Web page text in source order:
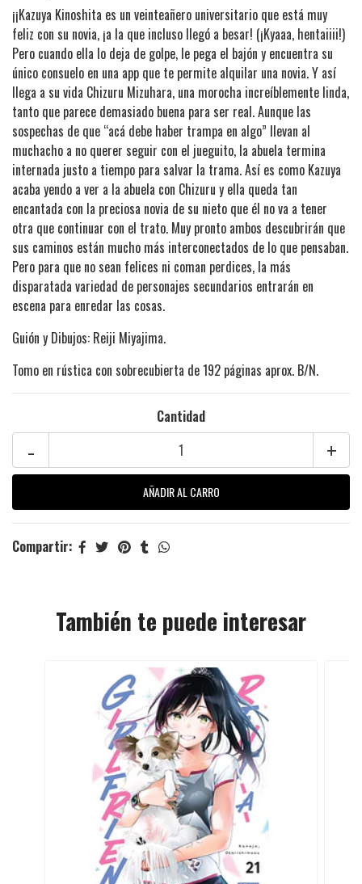
¡¡​Kazuya Kinoshita es un veinteañero universitario que está muy
feliz con su novia, ¡a la que incluso llegó a besar! (¡Kyaaa, hentaiiii!)
Pero cuando ella lo deja de golpe, le pega el bajón y encuentra su
único consuelo en una app que te permite alquilar una novia. Y así
llega a su vida Chizuru Mizuhara, una morocha increíblemente linda,
tanto que parece demasiado buena para ser real. Aunque las
sospechas de que “acá debe haber trampa en algo” llevan al
muchacho a no querer seguir con el jueguito, la abuela termina
internada justo a tiempo para salvar la trama. Así es como Kazuya
acaba yendo a ver a la abuela con Chizuru y ella queda tan
encantada con la preciosa novia de su nieto que él no va a tener
otra que continuar con el trato. Muy pronto ambos descubrirán que
sus caminos están mucho más interconectados de lo que pensaban.
Pero para que no sean felices ni coman perdices, la más
disparatada variedad de personajes secundarios entrarán en
escena para enredar las cosas.
Guión y Dibujos: Reiji Miyajima.
Tomo en rústica con sobrecubierta de 192 páginas aprox. B/N.
Cantidad
+
-
Compartir:
También te puede interesar